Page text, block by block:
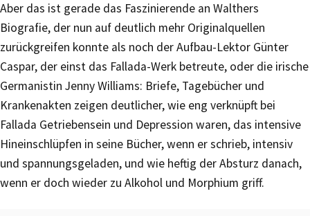
Aber das ist gerade das Faszinierende an Walthers
Biografie, der nun auf deutlich mehr Originalquellen
zurückgreifen konnte als noch der Aufbau-Lektor Günter
Caspar, der einst das Fallada-Werk betreute, oder die irische
Germanistin Jenny Williams: Briefe, Tagebücher und
Krankenakten zeigen deutlicher, wie eng verknüpft bei
Fallada Getriebensein und Depression waren, das intensive
Hineinschlüpfen in seine Bücher, wenn er schrieb, intensiv
und spannungsgeladen, und wie heftig der Absturz danach,
wenn er doch wieder zu Alkohol und Morphium griff.